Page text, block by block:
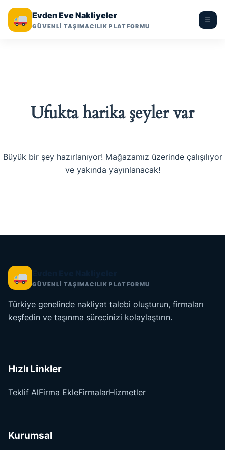
Evden Eve Nakliyeler
GÜVENLİ TAŞIMACILIK PLATFORMU
☰
Ufukta harika şeyler var
Büyük bir şey hazırlanıyor! Mağazamız üzerinde çalışılıyor
ve yakında yayınlanacak!
GÜVENLİ TAŞIMACILIK PLATFORMU
Türkiye genelinde nakliyat talebi oluşturun, firmaları
keşfedin ve taşınma sürecinizi kolaylaştırın.
Hızlı Linkler
Teklif AlFirma EkleFirmalarHizmetler
Kurumsal